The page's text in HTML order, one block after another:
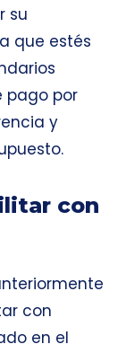
su
que estés
pago por
y
con
con
en el